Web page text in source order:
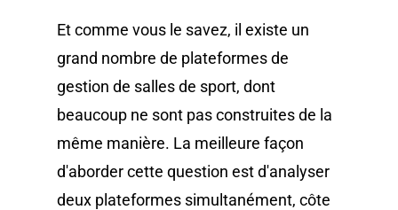
Et comme vous le savez, il existe un
grand nombre de plateformes de
gestion de salles de sport, dont
beaucoup ne sont pas construites de la
même manière. La meilleure façon
d'aborder cette question est d'analyser
deux plateformes simultanément, côte